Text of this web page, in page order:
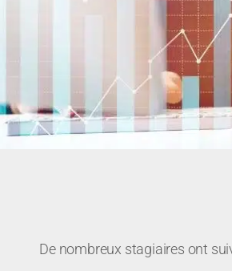
De nombreux stagiaires ont